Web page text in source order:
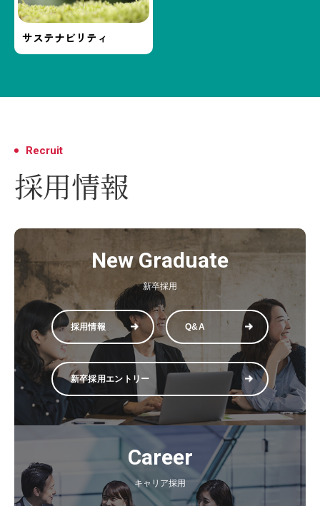
サステナビリティ
Recruit
採用情報
New Graduate
新卒採用
採用情報 Q&A
新卒採用エントリー
Career
キャリア採用